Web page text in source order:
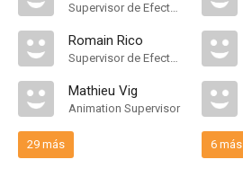
Supervisor de Efectos Visuales
Romain Rico
Supervisor de Efectos Visuales
Mathieu Vig
Animation Supervisor
29 más 6 más